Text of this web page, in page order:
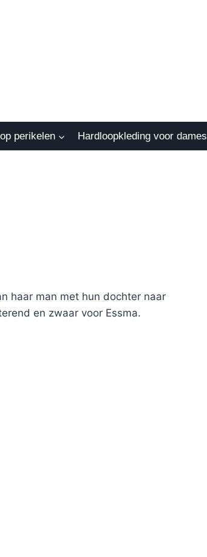
perikelen Hardloopkleding voor dames
haar man met hun dochter naar
en zwaar voor Essma.